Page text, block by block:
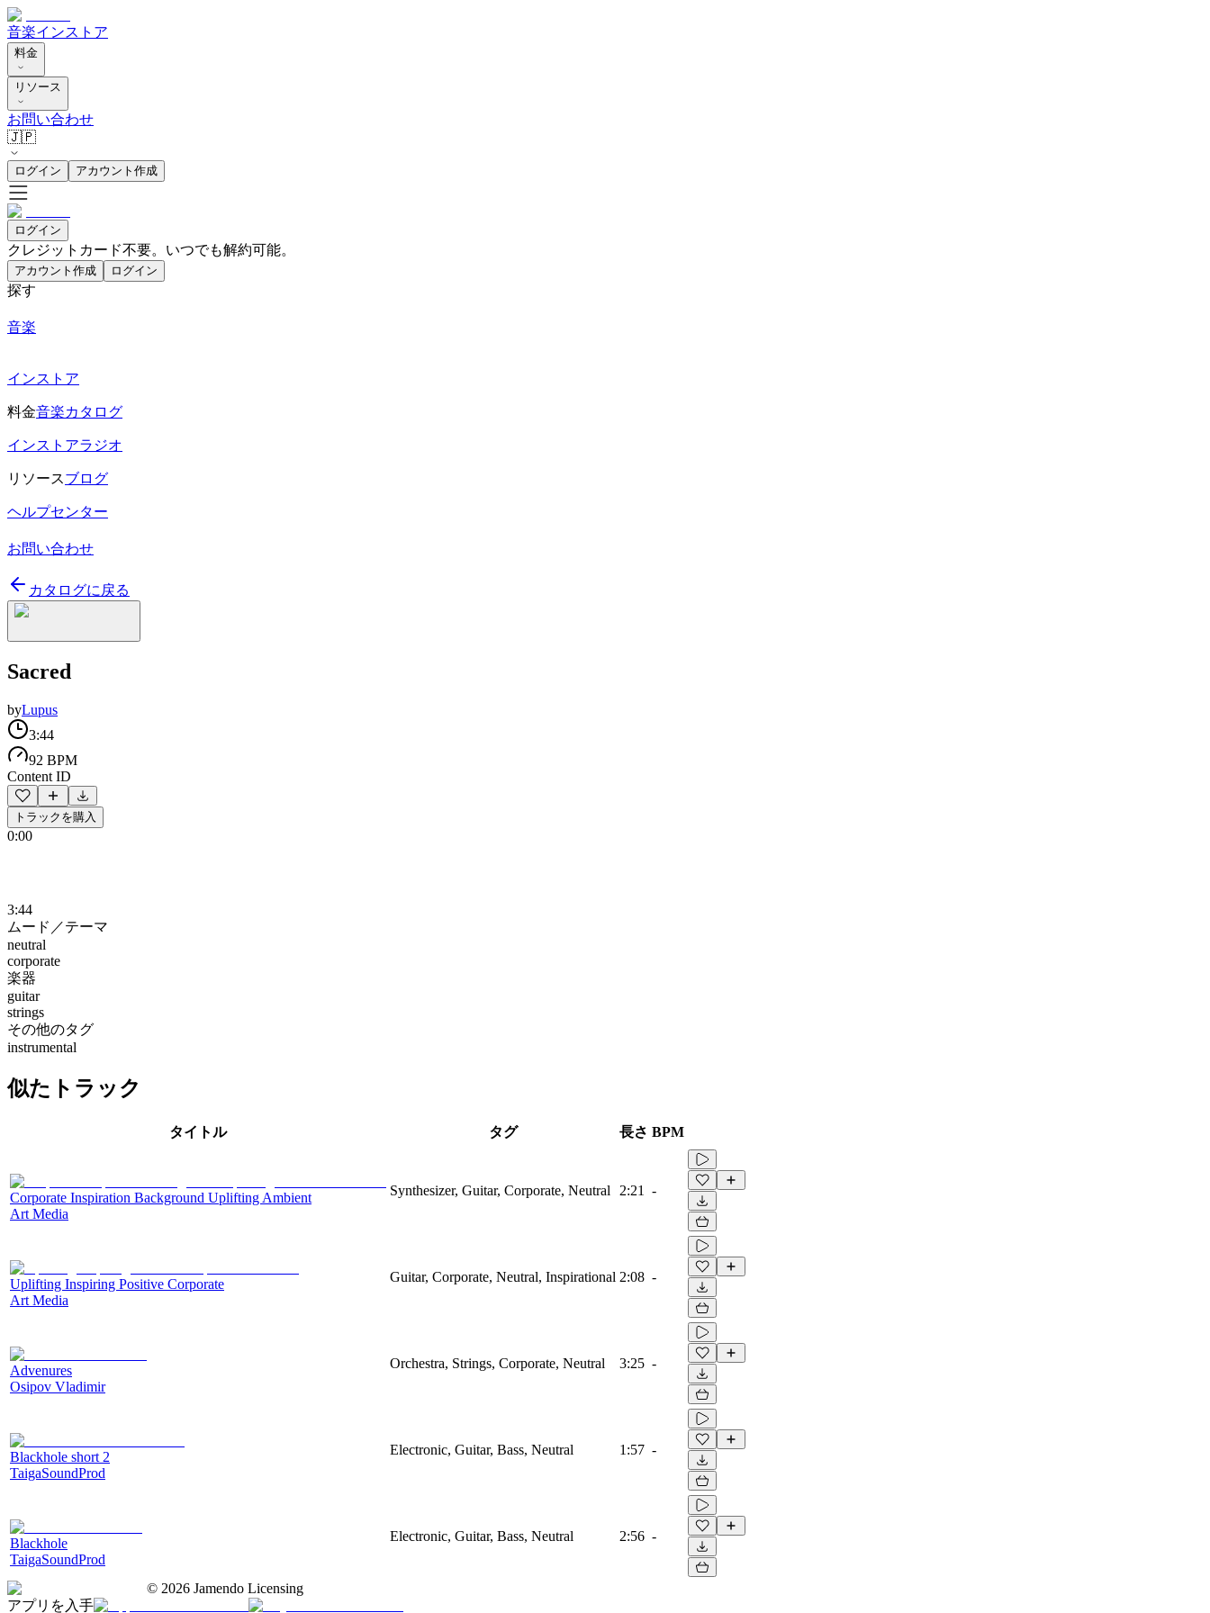
音楽インストア
料金
リソース
お問い合わせ
🇯🇵
ログイン アカウント作成
ログイン
クレジットカード不要。いつでも解約可能。
アカウント作成 ログイン
探す
音楽
インストア
料金音楽カタログ
インストアラジオ
リソースブログ
ヘルプセンター
お問い合わせ
カタログに戻る
Sacred
byLupus
3:44
92 BPM
Content ID
トラックを購入
0:00
3:44
ムード／テーマ
neutral
corporate
楽器
guitar
strings
その他のタグ
instrumental
似たトラック
タイトル タグ 長さ BPM
Corporate Inspiration Background Uplifting Ambient
Art Media
Synthesizer, Guitar, Corporate, Neutral 2:21 -
Uplifting Inspiring Positive Corporate
Art Media
Guitar, Corporate, Neutral, Inspirational 2:08 -
Advenures
Osipov Vladimir
Orchestra, Strings, Corporate, Neutral 3:25 -
Blackhole short 2
TaigaSoundProd
Electronic, Guitar, Bass, Neutral 1:57 -
Blackhole
TaigaSoundProd
Electronic, Guitar, Bass, Neutral 2:56 -
© 2026 Jamendo Licensing
アプリを入手